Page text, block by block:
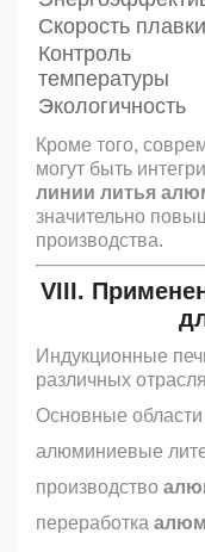
Скорость плавки
Контроль
температуры
Экологичность
Кроме того,
могут быть
линии литья
значительно
производства.
VIII.
Индукционные
различных
Основные
алюминиевые
производство
переработка